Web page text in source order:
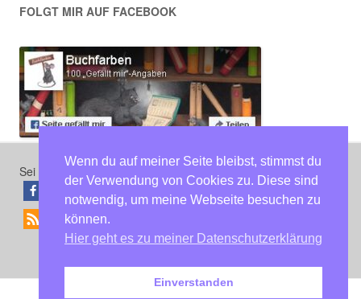
FOLGT MIR AUF FACEBOOK
Sei der erste, der diesen Beitrag teilt
teilen
RSS-feed
Wenn du auf meiner Seite bleibst, stimmst du
der Verwendung von Cookies zu. Diese sind
notwendig, um meine Webseite besuchen zu
können.
Hier geht es zu meiner Datenschutzerklärung
Einverstanden